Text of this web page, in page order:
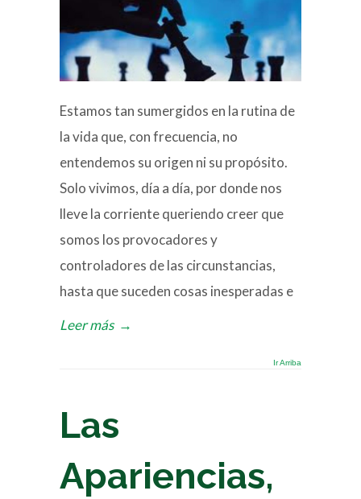
Estamos tan sumergidos en la rutina de
la vida que, con frecuencia, no
entendemos su origen ni su propósito.
Solo vivimos, día a día, por donde nos
lleve la corriente queriendo creer que
somos los provocadores y
controladores de las circunstancias,
hasta que suceden cosas inesperadas e
Leer más →
Ir Arriba
Las
Apariencias,